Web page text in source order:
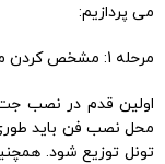
می پردازیم:
مرحله 1: مشخص کردن محل نصب فن
اولین قدم در نصب
محل نصب فن باید
تونل توزیع شود.